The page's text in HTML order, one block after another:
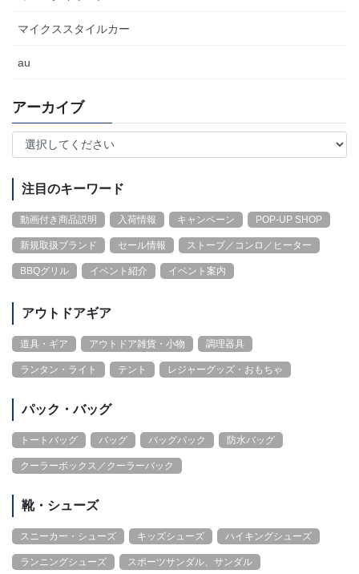
マイクススタイルカー
au
アーカイブ
注目のキーワード
動画付き商品説明 入荷情報 キャンペーン POP-UP SHOP
新規取扱ブランド セール情報 ストーブ／コンロ／ヒーター
BBQグリル イベント紹介 イベント案内
アウトドアギア
道具・ギア アウトドア雑貨・小物 調理器具
ランタン・ライト テント レジャーグッズ・おもちゃ
パック・バッグ
トートバッグ バッグ バッグパック 防水バッグ
クーラーボックス／クーラーバック
靴・シューズ
スニーカー・シューズ キッズシューズ ハイキングシューズ
ランニングシューズ スポーツサンダル、サンダル